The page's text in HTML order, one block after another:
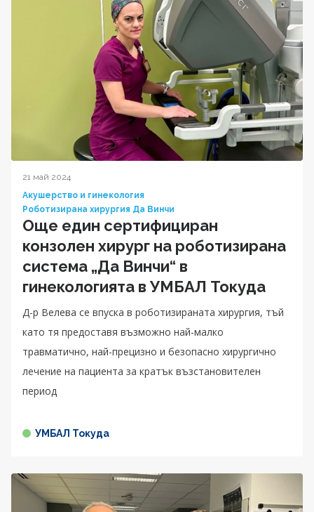
21 май 2024
Акушерство и гинекология
Роботизирана хирургия Да Винчи
Още един сертифициран
конзолен хирург на роботизирана
система „Да Винчи“ в
гинекологията в УМБАЛ Токуда
Д-р Велева се впуска в роботизираната хирургия, тъй
като тя предоставя възможно най-малко
травматично, най-прецизно и безопасно хирургично
лечение на пациента за кратък възстановителен
период
УМБАЛ Токуда